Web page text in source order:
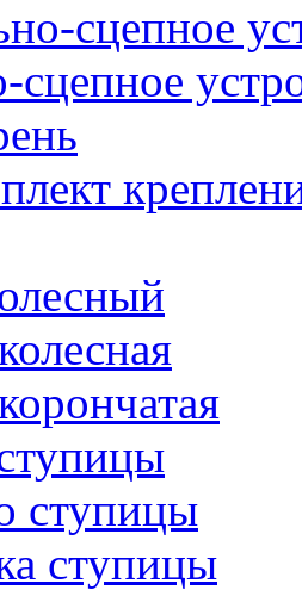
сцепное
сцепное
ступицы
ступицы